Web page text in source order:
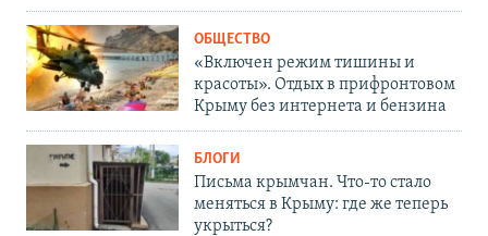
ОБЩЕСТВО
«Включен режим тишины и
красоты». Отдых в прифронтовом
Крыму без интернета и бензина
БЛОГИ
Письма крымчан. Что-то стало
меняться в Крыму: где же теперь
укрыться?